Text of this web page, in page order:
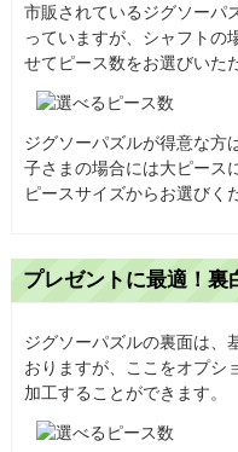
市販されているジグソーパ
っていますが、シャフトの
せてピース数をお選びいた
ジグソーパズルが得意な方
子さまの場合には大ピース
ピースサイズからお選びく
プレゼントに最適！裏
ジグソーパズルの裏面は、
おりますが、ここをオプシ
加工することができます。